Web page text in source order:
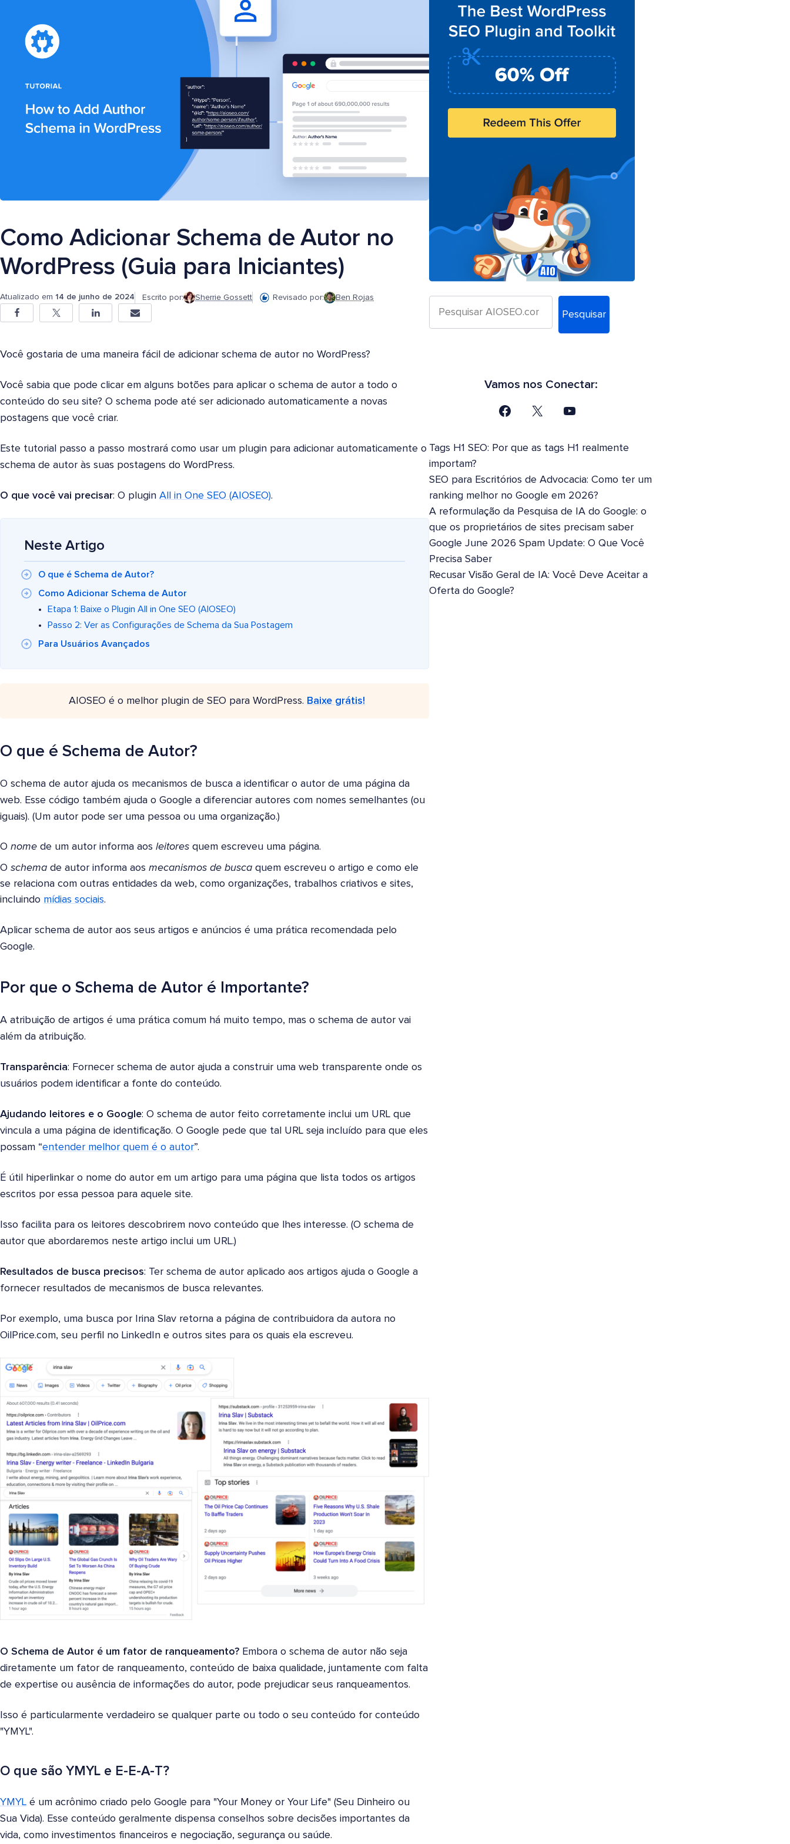
Como Adicionar Schema de Autor no
WordPress (Guia para Iniciantes)
Atualizado em 14 de junho de 2024 Escrito por: Sherrie Gossett Revisado por: Ben Rojas
Você gostaria de uma maneira fácil de adicionar schema de autor no WordPress?
Você sabia que pode clicar em alguns botões para aplicar o schema de autor a todo o
conteúdo do seu site? O schema pode até ser adicionado automaticamente a novas
postagens que você criar.
Este tutorial passo a passo mostrará como usar um plugin para adicionar automaticamente o
schema de autor às suas postagens do WordPress.
O que você vai precisar: O plugin All in One SEO (AIOSEO).
Neste Artigo
O que é Schema de Autor?
Como Adicionar Schema de Autor
Etapa 1: Baixe o Plugin All in One SEO (AIOSEO)
Passo 2: Ver as Configurações de Schema da Sua Postagem
Para Usuários Avançados
AIOSEO é o melhor plugin de SEO para WordPress. Baixe grátis!
O que é Schema de Autor?
O schema de autor ajuda os mecanismos de busca a identificar o autor de uma página da
web. Esse código também ajuda o Google a diferenciar autores com nomes semelhantes (ou
iguais). (Um autor pode ser uma pessoa ou uma organização.)
O nome de um autor informa aos leitores quem escreveu uma página.
O schema de autor informa aos mecanismos de busca quem escreveu o artigo e como ele
se relaciona com outras entidades da web, como organizações, trabalhos criativos e sites,
incluindo mídias sociais.
Aplicar schema de autor aos seus artigos e anúncios é uma prática recomendada pelo
Google.
Por que o Schema de Autor é Importante?
A atribuição de artigos é uma prática comum há muito tempo, mas o schema de autor vai
além da atribuição.
Transparência: Fornecer schema de autor ajuda a construir uma web transparente onde os
usuários podem identificar a fonte do conteúdo.
Ajudando leitores e o Google: O schema de autor feito corretamente inclui um URL que
vincula a uma página de identificação. O Google pede que tal URL seja incluído para que eles
possam “entender melhor quem é o autor”.
É útil hiperlinkar o nome do autor em um artigo para uma página que lista todos os artigos
escritos por essa pessoa para aquele site.
Isso facilita para os leitores descobrirem novo conteúdo que lhes interesse. (O schema de
autor que abordaremos neste artigo inclui um URL.)
Resultados de busca precisos: Ter schema de autor aplicado aos artigos ajuda o Google a
fornecer resultados de mecanismos de busca relevantes.
Por exemplo, uma busca por Irina Slav retorna a página de contribuidora da autora no
OilPrice.com, seu perfil no LinkedIn e outros sites para os quais ela escreveu.
O Schema de Autor é um fator de ranqueamento? Embora o schema de autor não seja
diretamente um fator de ranqueamento, conteúdo de baixa qualidade, juntamente com falta
de expertise ou ausência de informações do autor, pode prejudicar seus ranqueamentos.
Isso é particularmente verdadeiro se qualquer parte ou todo o seu conteúdo for conteúdo
"YMYL".
O que são YMYL e E-E-A-T?
YMYL é um acrônimo criado pelo Google para "Your Money or Your Life" (Seu Dinheiro ou
Sua Vida). Esse conteúdo geralmente dispensa conselhos sobre decisões importantes da
vida, como investimentos financeiros e negociação, segurança ou saúde.
Pesquisar
Vamos nos Conectar:
Tags H1 SEO: Por que as tags H1 realmente
importam?
SEO para Escritórios de Advocacia: Como ter um
ranking melhor no Google em 2026?
A reformulação da Pesquisa de IA do Google: o
que os proprietários de sites precisam saber
Google June 2026 Spam Update: O Que Você
Precisa Saber
Recusar Visão Geral de IA: Você Deve Aceitar a
Oferta do Google?